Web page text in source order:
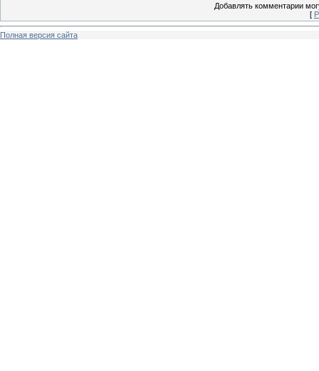
Добавлять комментарии
[
Полная версия сайта